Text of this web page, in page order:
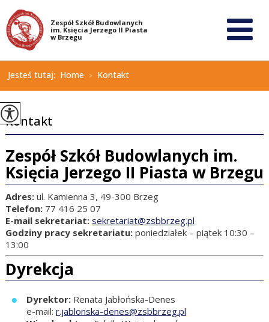
Jesteś tutaj: Home > Kontakt
Kontakt
Zespół Szkół Budowlanych im.
Księcia Jerzego II Piasta w Brzegu
Adres:ul. Kamienna 3, 49-300 Brzeg
Telefon:77 416 25 07
E-mail sekretariat: sekretariat@zsbbrzeg.pl
Godziny pracy sekretariatu:poniedziałek – piątek 10:30 –
13:00
Dyrekcja
Dyrektor:Renata Jabłońska-Denes
e-mail: r.jablonska-denes@zsbbrzeg.pl